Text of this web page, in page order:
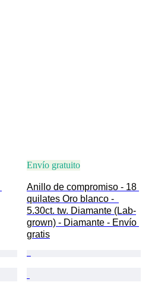
Envío gratuito
Anillo de compromiso - 18
quilates Oro blanco -
5.30ct. tw. Diamante (Lab-
grown) - Diamante - Envío
gratis